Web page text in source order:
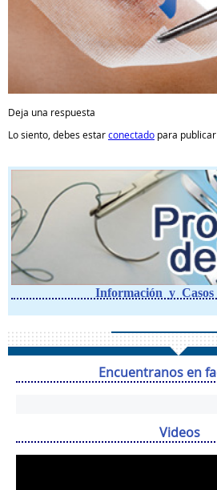
Deja una respuesta
Lo siento, debes estarconectado para
Información y
Encuentranos en
Videos